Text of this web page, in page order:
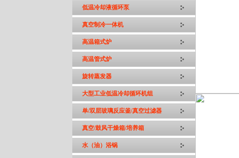
低温冷却液循环泵
真空制冷一体机
高温箱式炉
高温管式炉
旋转蒸发器
大型工业低温冷却循环机组
单/双层玻璃反应釜/真空过滤器
真空/鼓风干燥箱/培养箱
水（油）浴锅